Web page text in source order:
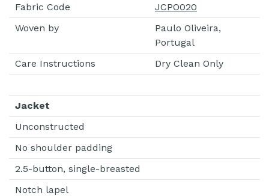
Fabric Code
JCPO020
Woven by
Paulo Oliveira,
Portugal
Care Instructions
Dry Clean Only
Jacket
Unconstructed
No shoulder padding
2.5-button, single-breasted
Notch lapel